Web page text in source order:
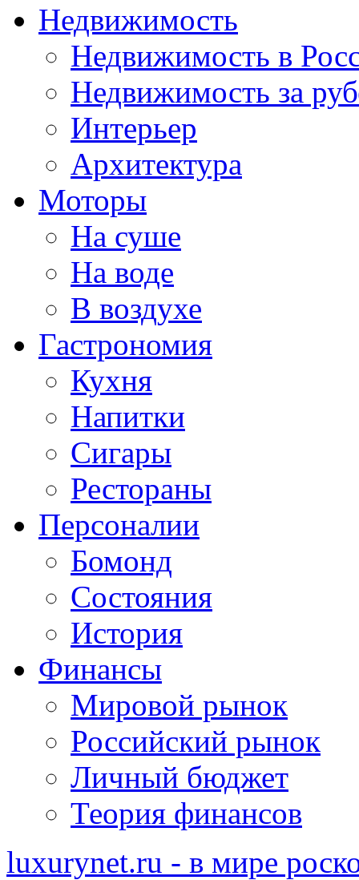
Недвижимость
Недвижимость в
Недвижимость за
Интерьер
Архитектура
Моторы
На суше
На воде
В воздухе
Гастрономия
Кухня
Напитки
Сигары
Рестораны
Персоналии
Бомонд
Состояния
История
Финансы
Мировой рынок
Российский рынок
Личный бюджет
Теория финансов
luxurynet.ru - в мире